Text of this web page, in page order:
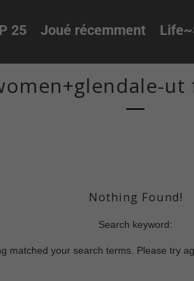
25 Joué récemment
Nothing Found!
Search keyword:
matched your search terms. Please try